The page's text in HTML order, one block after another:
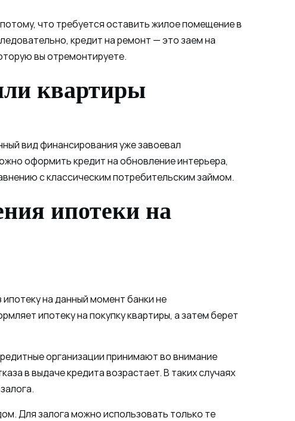
что требуется оставить жилое помещение в
кредит на ремонт — это заем на
вы отремонтируете.
квартиры
вид финансирования уже завоевал
оформить кредит на обновление интерьера,
с классическим потребительским займом.
ипотеки на
на данный момент банки не
ипотеку на покупку квартиры, а затем берет
организации принимают во внимание
в выдаче кредита возрастает. В таких случаях
Для залога можно использовать только те